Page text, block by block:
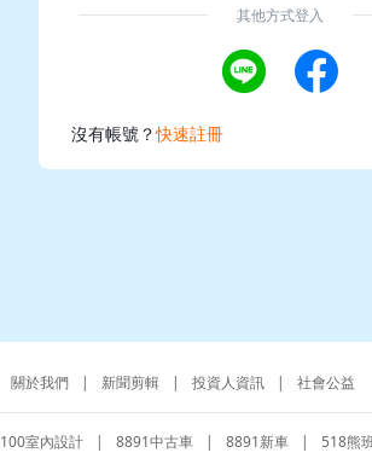
其他方式登入
沒有帳號？快速註冊
關於我們 | 新聞剪輯 | 投資人資訊 | 社會公益
100室內設計 | 8891中古車 | 8891新車 | 518熊